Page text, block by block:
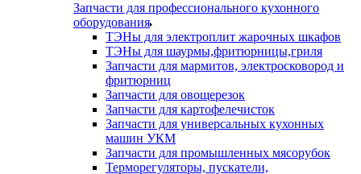
Запчасти для профессионального кухонного
оборудования
ТЭНы для электроплит жарочных шкафов
ТЭНы для шаурмы,фритюрницы,гриля
Запчасти для мармитов, электросковород и
фритюрниц
Запчасти для овощерезок
Запчасти для картофелечисток
Запчасти для универсальных кухонных
машин УКМ
Запчасти для промышленных мясорубок
Терморегуляторы, пускатели,